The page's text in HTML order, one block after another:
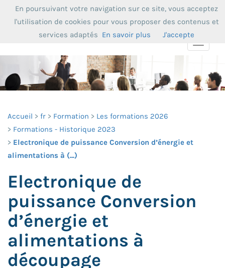
Toggle
Accueil fr Formation
Les formations 2026
Formations - Historique 2023
Electronique de puissance Conversion d’énergie et
alimentations à (...)
Electronique de
puissance Conversion
d’énergie et
alimentations à
découpage
En poursuivant votre navigation sur ce site, vous acceptez
l'utilisation de cookies pour vous proposer des contenus et
services adaptés En savoir plus J'accepte